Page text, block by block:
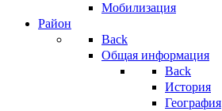
Мобилизация
Район
Back
Общая информация
Back
История
География